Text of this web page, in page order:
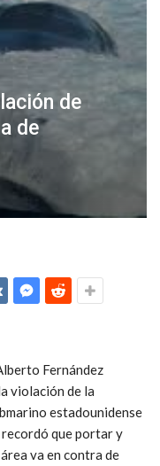
de
de
Fernández
violación de la
estadounidense
que portar y
va en contra de